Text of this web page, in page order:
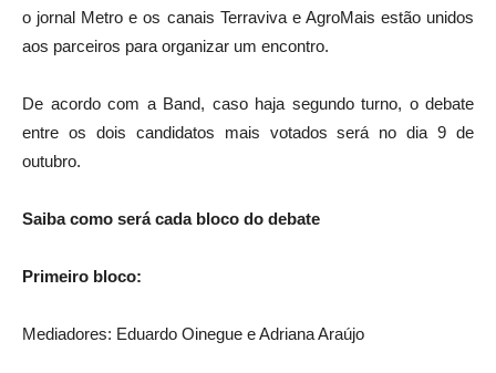
o jornal Metro e os canais Terraviva e AgroMais estão unidos
aos parceiros para organizar um encontro.
De acordo com a Band, caso haja segundo turno, o debate
entre os dois candidatos mais votados será no dia 9 de
outubro.
Saiba como será cada bloco do debate
Primeiro bloco:
Mediadores: Eduardo Oinegue e Adriana Araújo